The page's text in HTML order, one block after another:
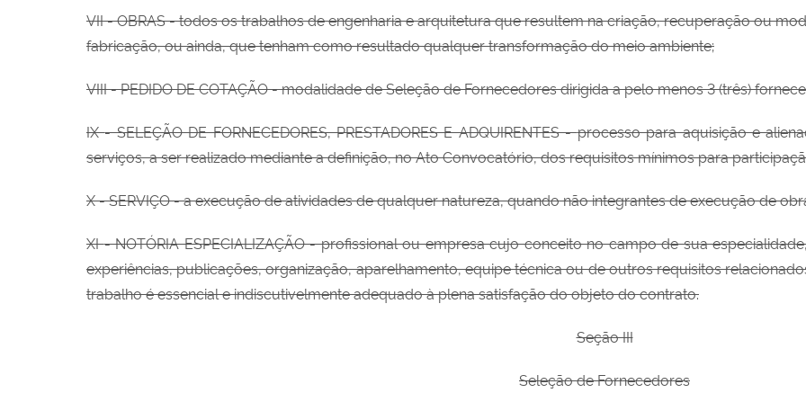
VII- OBRAS - todos os trabalhos de engenharia e arquitetura que resultem na criação, recuperação ou
fabricação, ou ainda, que tenham como resultado qualquer transformação do meio ambiente;
VIII- PEDIDO DE COTAÇÃO - modalidade de Seleção de Fornecedores dirigida a pelo menos 3 (três)
IX- SELEÇÃO DE FORNECEDORES, PRESTADORES E ADQUIRENTES -processo para aquisição e
serviços, a ser realizado mediante a definição, no Ato Convocatório, dos requisitos mínimos para
X- SERVIÇO - a execução de atividades de qualquer natureza, quando não integrantes de execução de
XI- NOTÓRIA ESPECIALIZAÇÃO - profissional ou empresa cujo conceito no campo de sua
experiências, publicações, organização, aparelhamento, equipe técnica ou de outros requisitos
trabalho é essencial e indiscutivelmente adequado à plena satisfação do objeto do contrato.
Seção III
Seleção de Fornecedores